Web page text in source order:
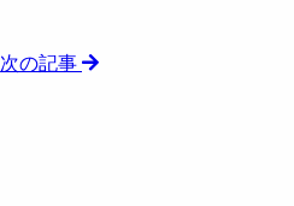
次の記事